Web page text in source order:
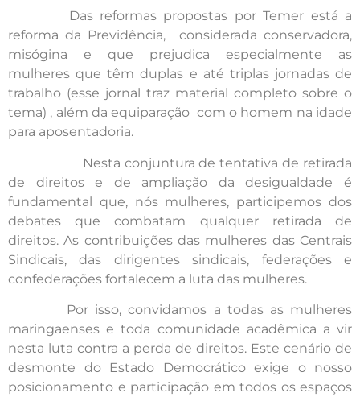
Das reformas propostas por Temer está a
reforma da Previdência, considerada conservadora,
misógina e que prejudica especialmente as
mulheres que têm duplas e até triplas jornadas de
trabalho (esse jornal traz material completo sobre o
tema) , além da equiparação com o homem na idade
para aposentadoria.
Nesta conjuntura de tentativa de retirada
de direitos e de ampliação da desigualdade é
fundamental que, nós mulheres, participemos dos
debates que combatam qualquer retirada de
direitos. As contribuições das mulheres das Centrais
Sindicais, das dirigentes sindicais, federações e
confederações fortalecem a luta das mulheres.
Por isso, convidamos a todas as mulheres
maringaenses e toda comunidade acadêmica a vir
nesta luta contra a perda de direitos. Este cenário de
desmonte do Estado Democrático exige o nosso
posicionamento e participação em todos os espaços